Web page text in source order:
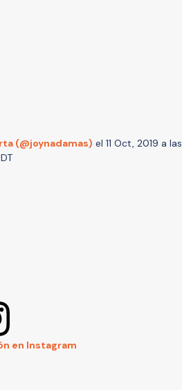
(@joynadamas) el 11 Oct, 2019 a las
en Instagram